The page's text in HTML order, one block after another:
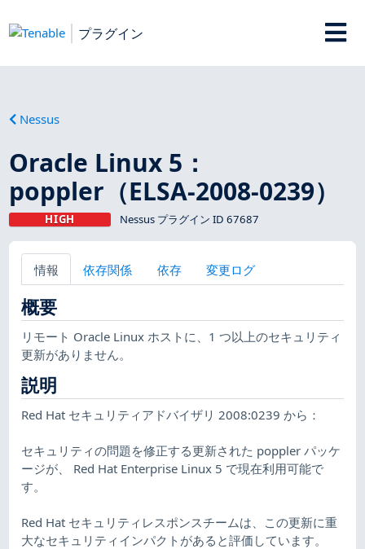
プラグイン
Nessus
Oracle Linux 5：
poppler（ELSA-2008-0239）
HIGH Nessus プラグイン ID 67687
情報 依存関係 依存 変更ログ
概要
リモート Oracle Linux ホストに、1 つ以上のセキュリティ
更新がありません。
説明
Red Hat セキュリティアドバイザリ 2008:0239 から：
セキュリティの問題を修正する更新された poppler パッケ
ージが、 Red Hat Enterprise Linux 5 で現在利用可能で
す。
Red Hat セキュリティレスポンスチームは、この更新に重
大なセキュリティインパクトがあると評価しています。